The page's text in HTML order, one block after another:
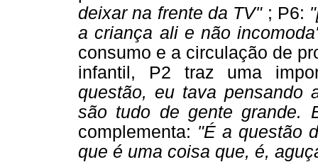
deixar na frente da TV" ; P6:
a criança ali e não
consumo e a circulação de
infantil, P2 traz uma
questão, eu tava pensando
são tudo de gente grande.
complementa: "É a questão
que é uma coisa que, é,